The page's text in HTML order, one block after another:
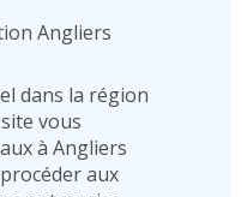
dans la région
vous
à Angliers
aux